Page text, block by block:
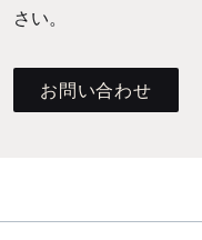
さい。
お問い合わせ